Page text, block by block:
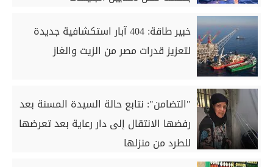
خبير طاقة: 404 آبار استكشافية جديدة
لتعزيز قدرات مصر من الزيت والغاز
"التضامن": نتابع حالة السيدة المسنة بعد
رفضها الانتقال إلى دار رعاية بعد تعرضها
للطرد من منزلها